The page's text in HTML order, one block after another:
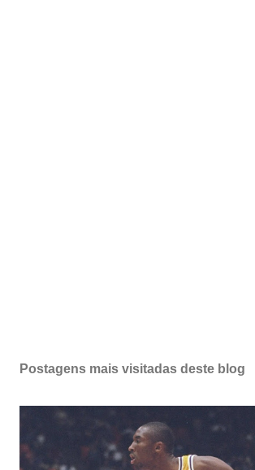
Postagens mais visitadas deste blog